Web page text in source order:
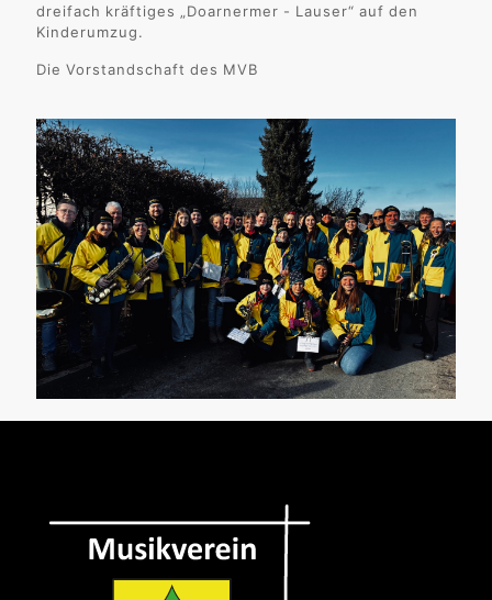
dreifach kräftiges „Doarnermer - Lauser“ auf den
Kinderumzug.
Die Vorstandschaft des MVB